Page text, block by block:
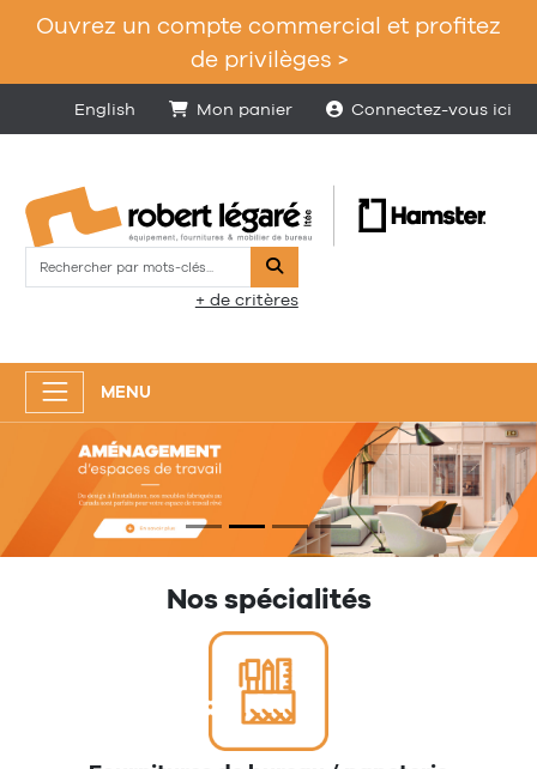
Ouvrez un compte commercial et profitez
de privilèges >
English Mon panier Connectez-vous ici
Rechercher
+ de critères
MENU
Nos spécialités